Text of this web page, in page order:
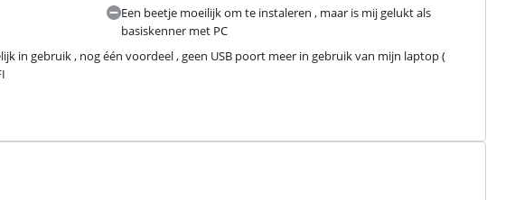
Een beetje moeilijk om te instaleren , maar is mij gelukt als
basiskenner met PC
in gebruik , nog één voordeel , geen USB poort meer in gebruik van mijn laptop (